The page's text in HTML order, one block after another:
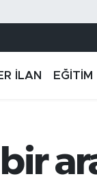
İLAN EĞİTİM
bir